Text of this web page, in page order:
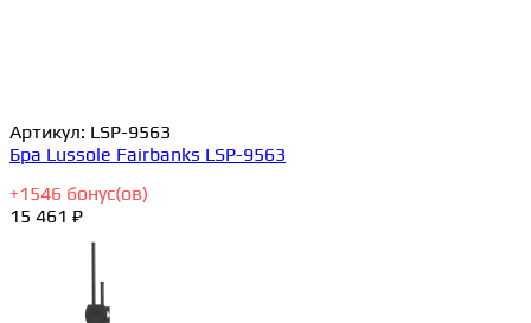
Артикул: LSP-9563
Бра Lussole Fairbanks LSP-9563
+1546 бонус(ов)
15 461 ₽